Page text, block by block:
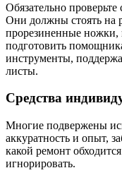
Обязательно
Они должны стоять на
прорезиненные ножки,
подготовить
инструменты,
листы.
Средства
Многие подвержены
аккуратность и опыт,
какой ремонт
игнорировать.